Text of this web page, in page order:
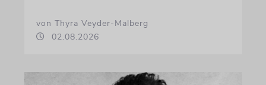
von Thyra Veyder-Malberg
02.08.2026